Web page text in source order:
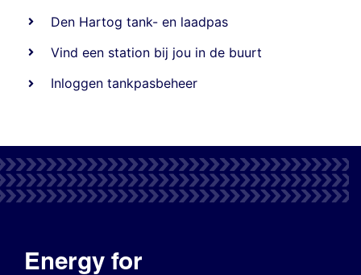
Den Hartog tank- en laadpas
Vind een station bij jou in de buurt
Inloggen tankpasbeheer
Energy for